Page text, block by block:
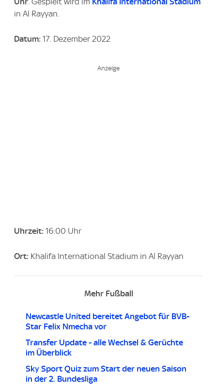
in Al Rayyan.
Datum: 17. Dezember 2022
Uhrzeit: 16:00 Uhr
Ort: Khalifa International Stadium in Al Rayyan
Mehr Fußball
Newcastle United bereitet Angebot für BVB-
Star Felix Nmecha vor
Transfer Update - alle Wechsel & Gerüchte
im Überblick
Sky Sport Quiz zum Start der neuen Saison
in der 2. Bundesliga